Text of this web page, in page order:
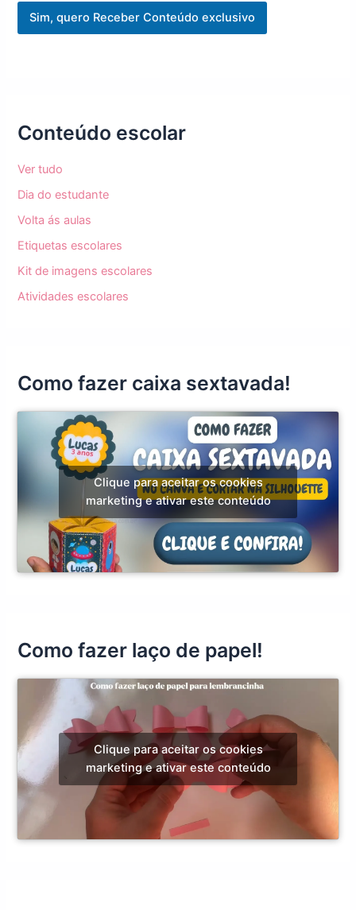
Sim, quero Receber Conteúdo exclusivo
Conteúdo escolar
Ver tudo
Dia do estudante
Volta ás aulas
Etiquetas escolares
Kit de imagens escolares
Atividades escolares
Como fazer caixa sextavada!
Clique para aceitar os cookies
marketing e ativar este conteúdo
Como fazer laço de papel!
Clique para aceitar os cookies
marketing e ativar este conteúdo